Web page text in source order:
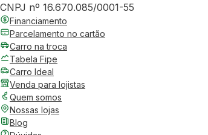
CNPJ nº 16.670.085/0001-55
Financiamento
Parcelamento no cartão
Carro na troca
Tabela Fipe
Carro Ideal
Venda para lojistas
Quem somos
Nossas lojas
Blog